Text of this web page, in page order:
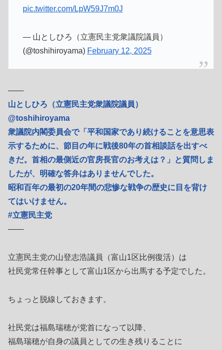
pic.twitter.com/LpW59J7m0J
— 山としひろ（立憲民主党衆議院議員）
(@toshihiroyama) February 12, 2025
――
山としひろ（立憲民主党衆議院議員）
@toshihiroyama
衆議院内閣委員会で「平和国家であり続けることを意思表
示するために、節目の年に戦後80年の首相談話を出すべ
きだ。首相の最側近の官房長官のお考えは？」と質問しま
したが、明確な答弁はありませんでした。
昭和百年の最初の20年間の悲惨な戦争の歴史に目を背け
てはいけません。
#立憲民主党
――
立憲民主党の山登志浩議員（富山1区比例復活）は
社民党常任幹事として富山1区から出馬する予定でした。
ちょっと脱線しておきます。
社民党は福島瑞穂が党首になって以降、
福島瑞穂が自身の議員としての生き残りることに